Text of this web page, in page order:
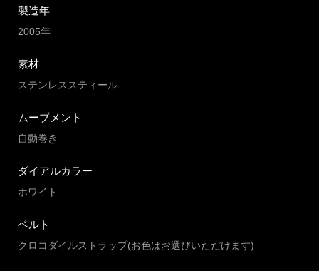
製造年
2005年
素材
ステンレススティール
ムーブメント
自動巻き
ダイアルカラー
ホワイト
ベルト
クロコダイルストラップ(お色はお選びいただけます)